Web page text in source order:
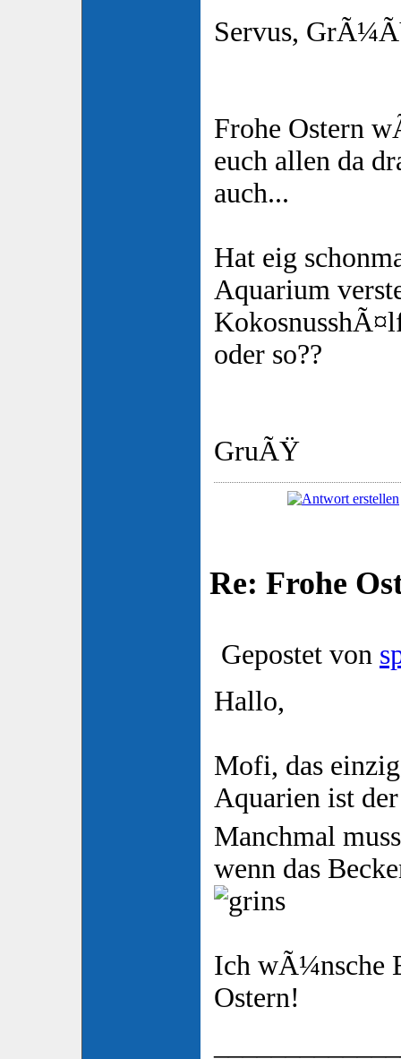
Servus,
Frohe Ostern
euch allen da
auch...
Hat eig
Aquarium
oder so??
GruÃŸ
Re: Frohe
Gepostet von
Hallo,
Mofi, das
Aquarien ist
Manchmal
wenn das
Ich wÃ¼nsche
Ostern!